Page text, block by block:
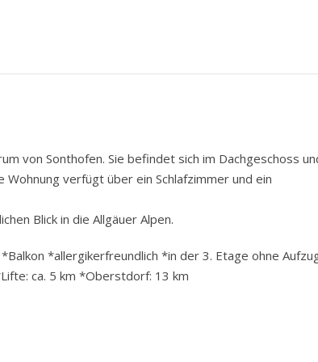
von Sonthofen. Sie befindet sich im Dachgeschoss
Wohnung verfügt über ein Schlafzimmer und ein
Blick in die Allgäuer Alpen.
*allergikerfreundlich *in der 3. Etage ohne
ca. 5 km *Oberstdorf: 13 km